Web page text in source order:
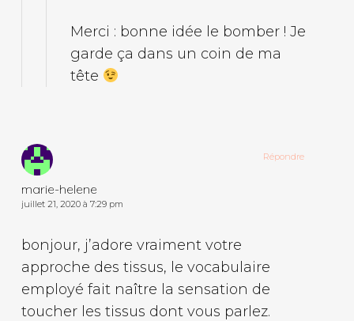
Merci : bonne idée le bomber ! Je
garde ça dans un coin de ma
tête
marie-helene
juillet 21, 2020 à 7:29 pm
bonjour, j’adore vraiment votre
approche des tissus, le vocabulaire
employé fait naître la sensation de
toucher les tissus dont vous parlez.
Répondre